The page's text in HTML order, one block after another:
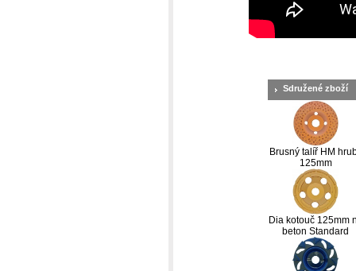
Sdružené zboží
Brusný talíř HM
125mm
Dia kotouč 125mm
beton Standard